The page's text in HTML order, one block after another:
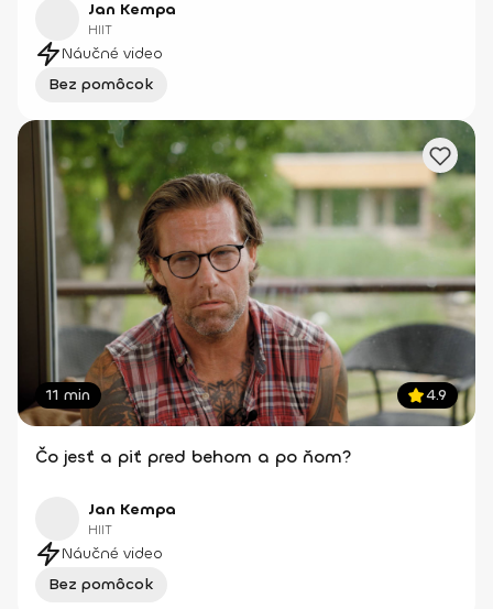
Jan Kempa
HIIT
Náučné video
Bez pomôcok
11 min 4.9
Čo jesť a piť pred behom a po ňom?
Jan Kempa
HIIT
Náučné video
Bez pomôcok